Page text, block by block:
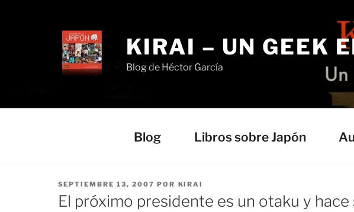
KIRAI – UN GEEK
Blog de Héctor García
Blog Libros sobre Japón
PUBLICADO
EL
SEPTIEMBRE 13, 2007 POR KIRAI
El próximo presidente es un otaku y